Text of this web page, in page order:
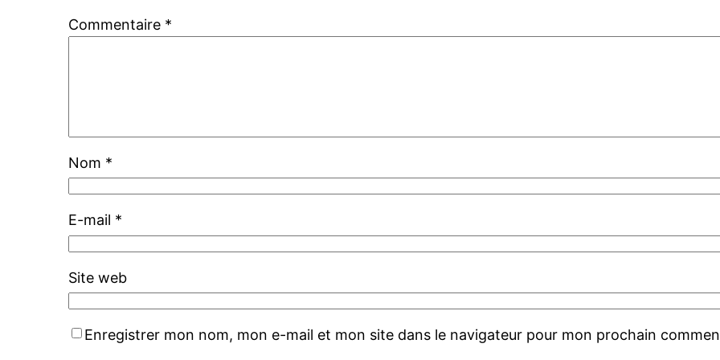
Commentaire *
Nom *
E-mail *
Site web
Enregistrer mon nom, mon e-mail et mon site dans le navigateur pour mon prochain